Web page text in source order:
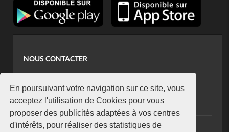
En poursuivant votre navigation sur ce site, vous
acceptez l'utilisation de Cookies pour vous
proposer des publicités adaptées à vos centres
d'intérêts, pour réaliser des statistiques de
NOUS CONTACTER
koaci@yahoo.fr
+225 07 08 85 52 93